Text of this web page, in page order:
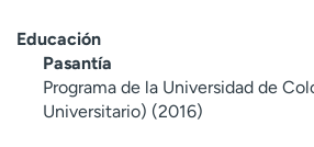
Educación
Pasantía
Programa de la Universidad de
Universitario) (2016)